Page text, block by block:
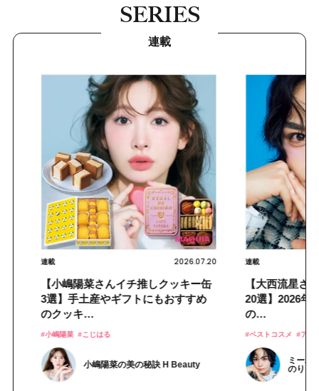
SERIES
連載
2026.07.20 2026.07.25
【大西流星さんのマイベストコスメ
20選】2026年上半期最新！りゅちぇ
の…
#ベストコスメ
ミーハーモンスター大西流星
のりゅちぇLOVE Beauty
【森絵
すみケ
#インナーケ